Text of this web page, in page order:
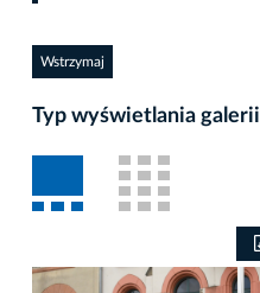
Wstrzymaj
Typ wyświetlania galerii